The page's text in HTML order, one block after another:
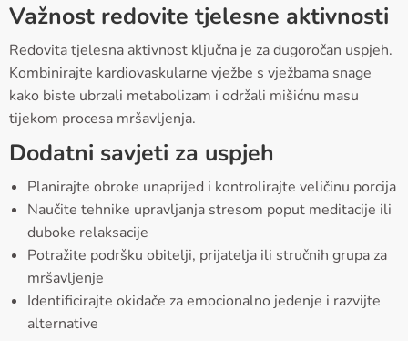
Važnost redovite tjelesne aktivnosti
Redovita tjelesna aktivnost ključna je za dugoročan uspjeh.
Kombinirajte kardiovaskularne vježbe s vježbama snage
kako biste ubrzali metabolizam i održali mišićnu masu
tijekom procesa mršavljenja.
Dodatni savjeti za uspjeh
Planirajte obroke unaprijed i kontrolirajte veličinu porcija
Naučite tehnike upravljanja stresom poput meditacije ili
duboke relaksacije
Potražite podršku obitelji, prijatelja ili stručnih grupa za
mršavljenje
Identificirajte okidače za emocionalno jedenje i razvijte
alternative